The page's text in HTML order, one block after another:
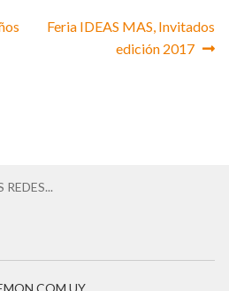
Siguiente:
Feria IDEAS MAS, Invitados
edición 2017